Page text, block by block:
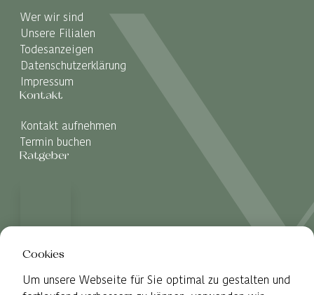
Wer wir sind
Unsere Filialen
Todesanzeigen
Datenschutzerklärung
Impressum
Kontakt
Kontakt aufnehmen
Termin buchen
Ratgeber
Cookies
Um unsere Webseite für Sie optimal zu gestalten und